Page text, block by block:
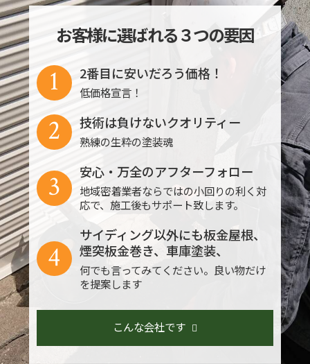
お客様に選ばれる３つの要因
2番目に安いだろう価格！
低価格宣言！
1
技術は負けないクオリティー
熟練の生粋の塗装魂
2
安心・万全のアフターフォロー
地域密着業者ならではの小回りの利く対
応で、施工後もサポート致します。
3
サイディング以外にも板金屋根、
煙突板金巻き、車庫塗装、
何でも言ってみてください。良い物だけ
を提案します
4
こんな会社です